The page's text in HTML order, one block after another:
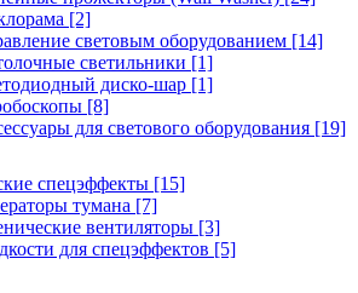
[2]
световым оборудованием [14]
светильники [1]
диско-шар [1]
[8]
для светового оборудования [19]
спецэффекты [15]
тумана [7]
вентиляторы [3]
для спецэффектов [5]